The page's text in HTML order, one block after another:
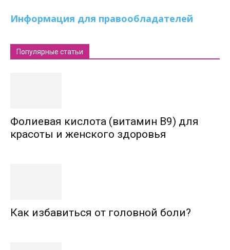
Информация для правообладателей
Популярные статьи
Фолиевая кислота (витамин В9) для
красоты и женского здоровья
Как избавиться от головной боли?